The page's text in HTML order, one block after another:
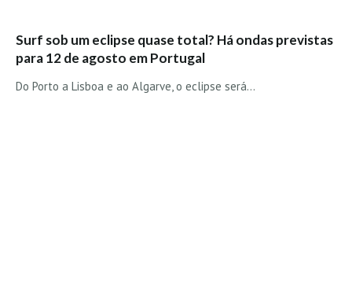
Surf sob um eclipse quase total? Há ondas previstas
para 12 de agosto em Portugal
Do Porto a Lisboa e ao Algarve, o eclipse será…